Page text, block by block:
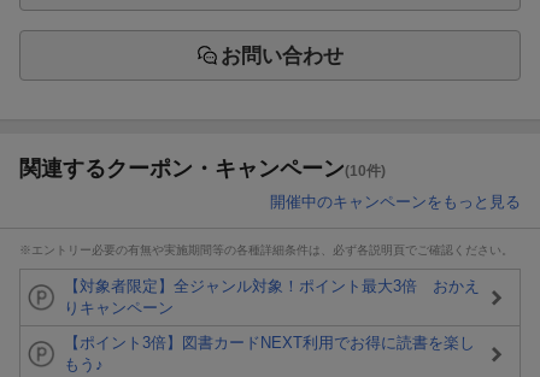
お問い合わせ
関連するクーポン・キャンペーン(10件)
開催中のキャンペーンをもっと見る
※エントリー必要の有無や実施期間等の各種詳細条件は、必ず各説明頁でご確認ください。
【対象者限定】全ジャンル対象！ポイント最大3倍 おかえ
りキャンペーン
【ポイント3倍】図書カードNEXT利用でお得に読書を楽し
もう♪